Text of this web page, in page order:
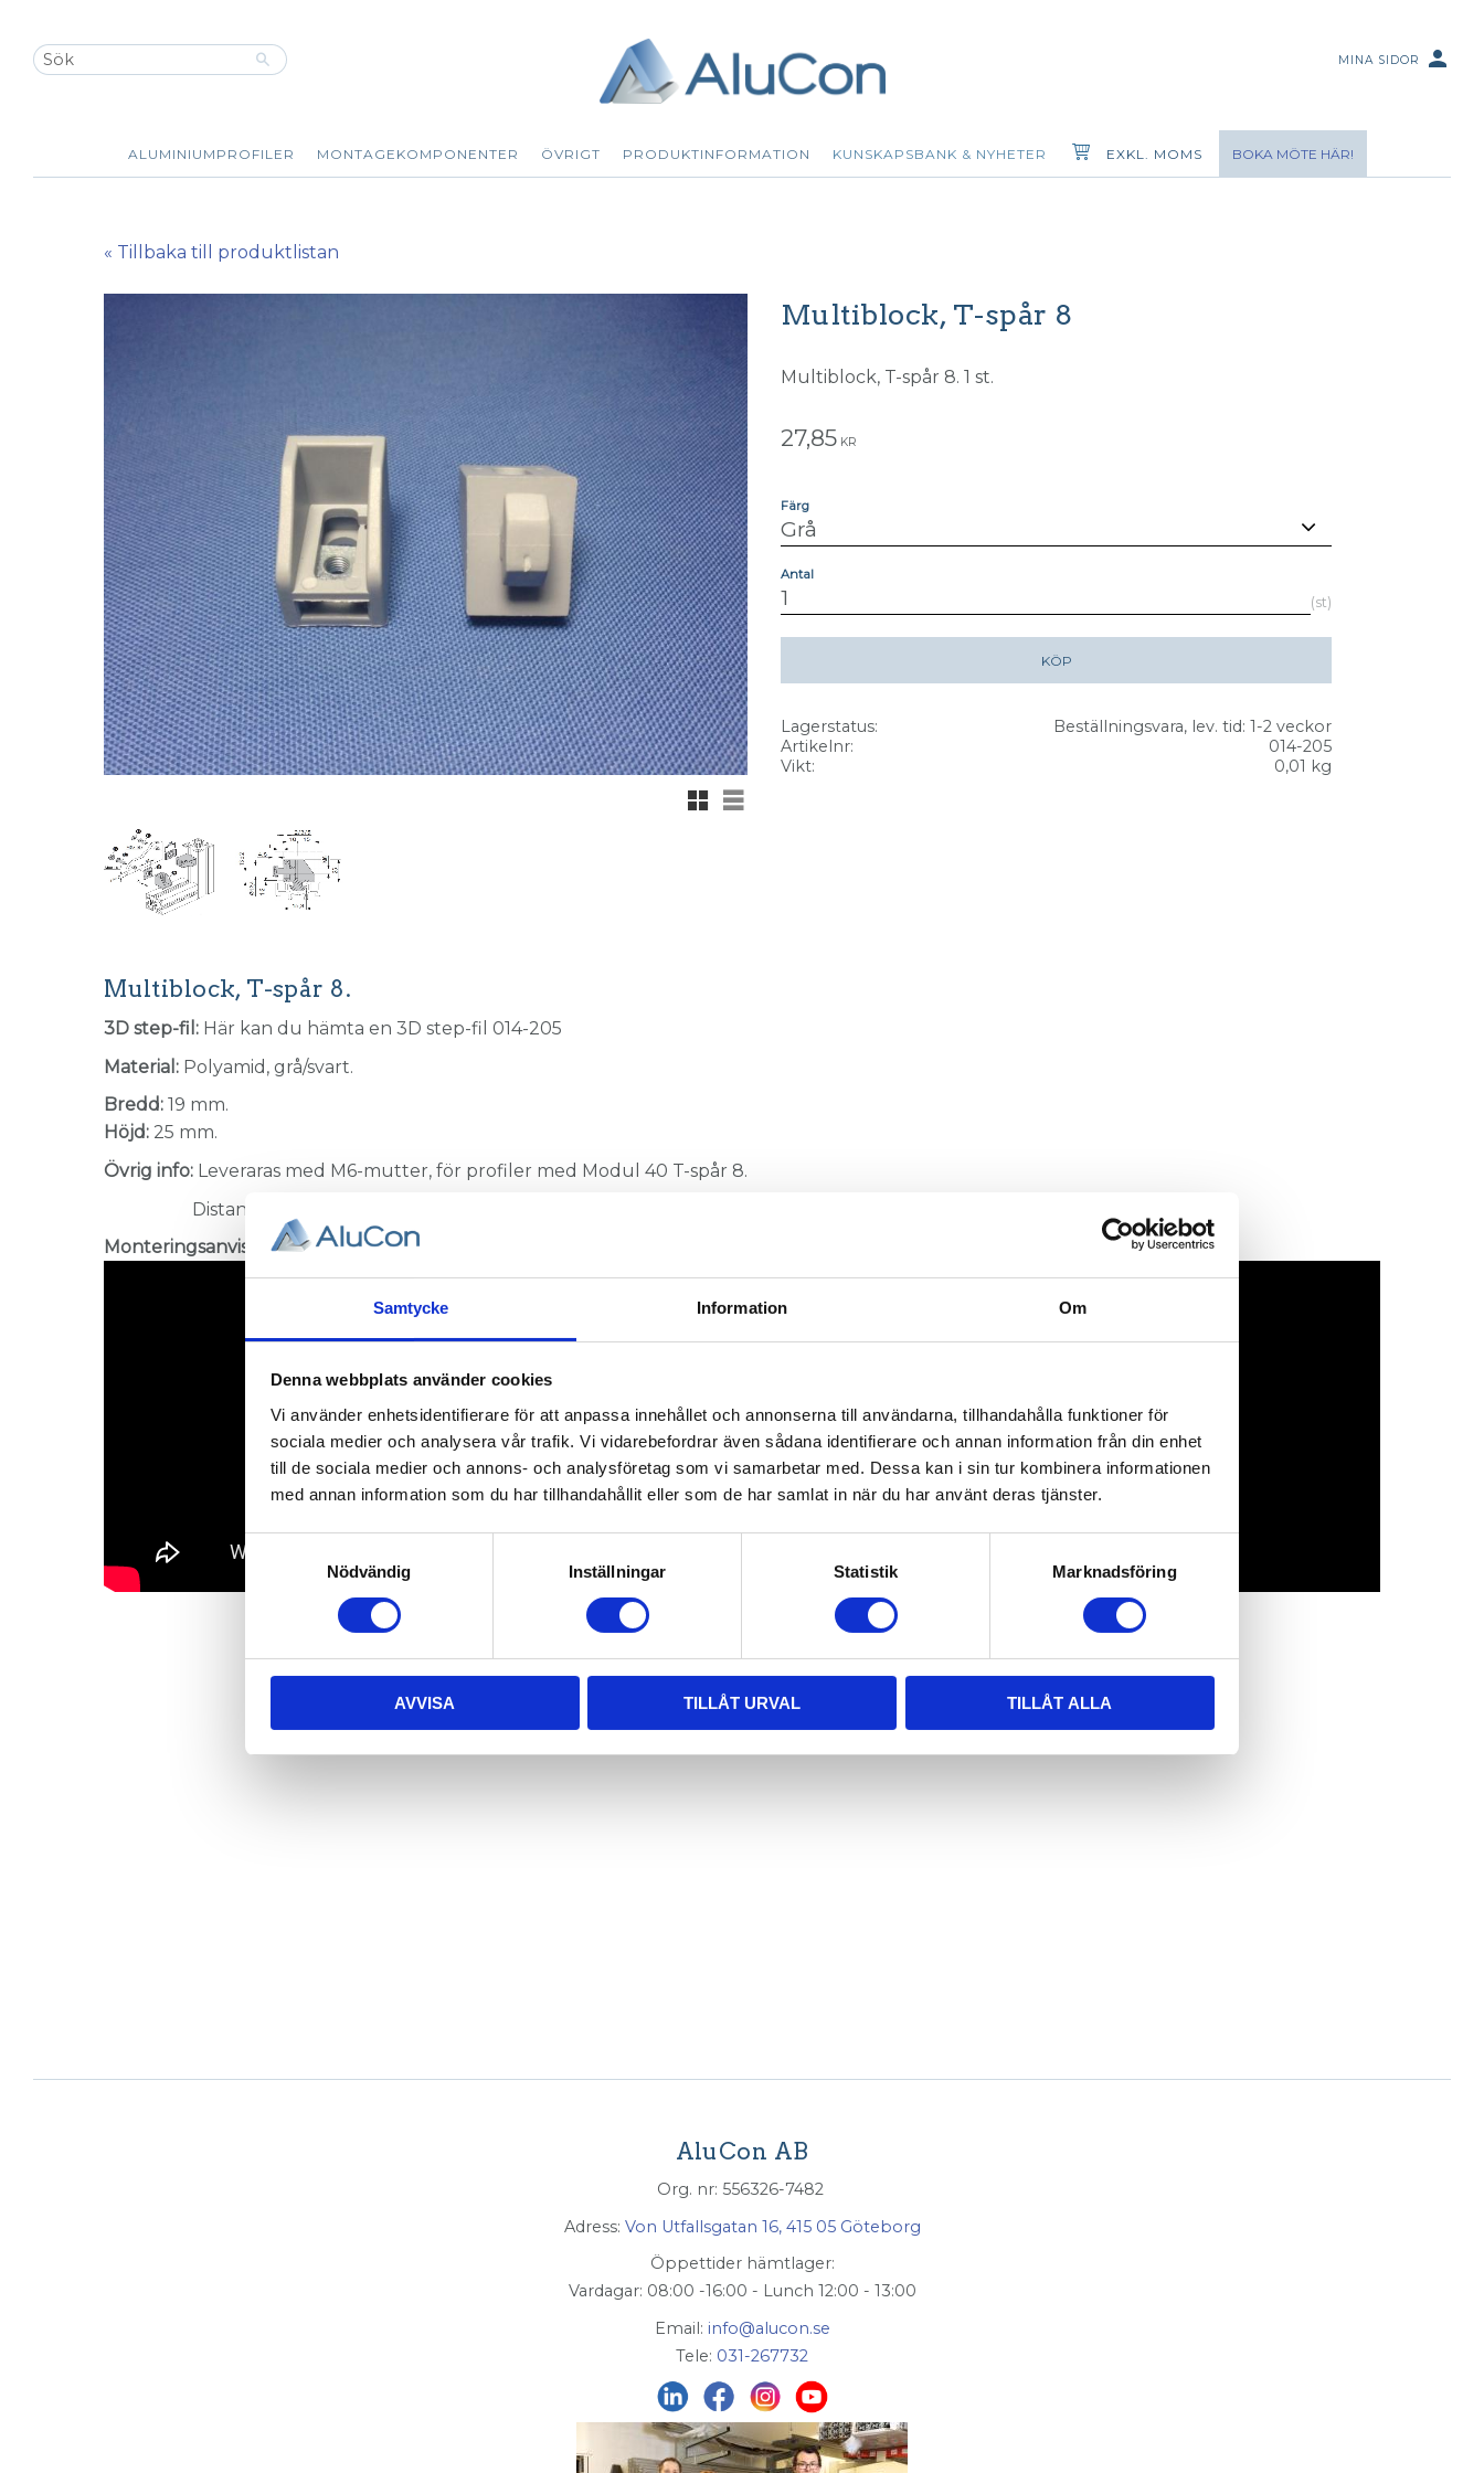
Samtycke Information Om
Denna webbplats använder cookies
Vi använder enhetsidentifierare för att anpassa innehållet och annonserna till användarna, tillhandahålla funktioner för
sociala medier och analysera vår trafik. Vi vidarebefordrar även sådana identifierare och annan information från din enhet
till de sociala medier och annons- och analysföretag som vi samarbetar med. Dessa kan i sin tur kombinera informationen
med annan information som du har tillhandahållit eller som de har samlat in när du har använt deras tjänster.
Samtyckesval
Nödvändig
Inställningar Statistik Marknadsföring
AVVISA TILLÅT URVAL TILLÅT ALLA
MINA SIDOR person
ALUMINIUMPROFILER MONTAGEKOMPONENTER ÖVRIGT PRODUKTINFORMATION KUNSKAPSBANK & NYHETER EXKL. MOMS BOKA MÖTE HÄR!
« Tillbaka till produktlistan
Multiblock, T-spår 8
Multiblock, T-spår 8. 1 st.
Rutnätsvy
Listvy
27,85KR
Färg
Antal
st
KÖP
Lagerstatus
Beställningsvara, lev. tid: 1-2 veckor
Artikelnr
014-205
Vikt
0,01 kg
Multiblock, T-spår 8.
3D step-fil: Här kan du hämta en 3D step-fil 014-205
Material: Polyamid, grå/svart.
Bredd: 19 mm.
Höjd: 25 mm.
Övrig info: Leveraras med M6-mutter, för profiler med Modul 40 T-spår 8.
Distanser går att beställa, kontakta oss!
Monteringsanvisning:
AluCon AB
Org. nr: 556326-7482
Adress: Von Utfallsgatan 16, 415 05 Göteborg
Öppettider hämtlager:
Vardagar: 08:00 -16:00 - Lunch 12:00 - 13:00
Email: info@alucon.se
Tele: 031-267732